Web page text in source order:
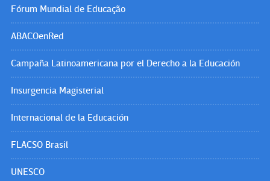
Fórum Mundial de Educação
ABACOenRed
Campaña Latinoamericana por el Derecho a la Educación
Insurgencia Magisterial
Internacional de la Educación
FLACSO Brasil
UNESCO